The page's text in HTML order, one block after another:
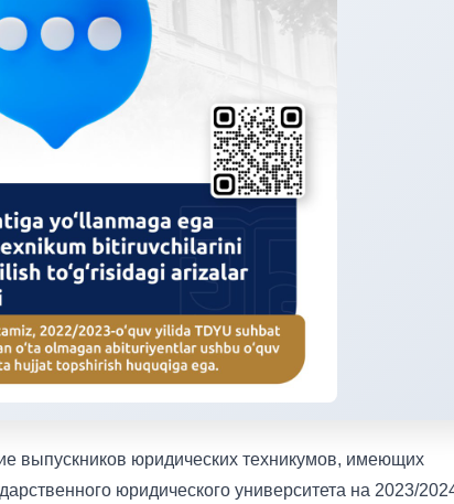
выпускников юридических техникумов, имеющих
юридического университета на 2023/